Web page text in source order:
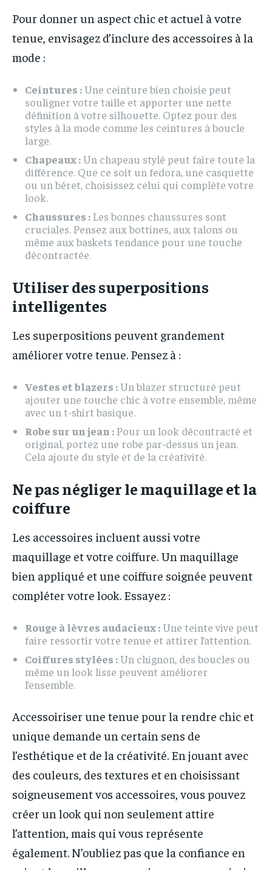
Pour donner un aspect chic et actuel à votre
tenue, envisagez d’inclure des accessoires à la
mode :
Ceintures :Une ceinture bien choisie peut
souligner votre taille et apporter une nette
définition à votre silhouette. Optez pour des
styles à la mode comme les ceintures à boucle
large.
Chapeaux :Un chapeau stylé peut faire toute la
différence. Que ce soit un fedora, une casquette
ou un béret, choisissez celui qui complète votre
look.
Chaussures :Les bonnes chaussures sont
cruciales. Pensez aux bottines, aux talons ou
même aux baskets tendance pour une touche
décontractée.
Utiliser des superpositions
intelligentes
Les superpositions peuvent grandement
améliorer votre tenue. Pensez à :
Vestes et blazers :Un blazer structuré peut
ajouter une touche chic à votre ensemble, même
avec un t-shirt basique.
Robe sur un jean :Pour un look décontracté et
original, portez une robe par-dessus un jean.
Cela ajoute du style et de la créativité.
Ne pas négliger le maquillage et la
coiffure
Les accessoires incluent aussi votre
maquillage et votre coiffure. Un maquillage
bien appliqué et une coiffure soignée peuvent
compléter votre look. Essayez :
Rouge à lèvres audacieux :Une teinte vive peut
faire ressortir votre tenue et attirer l’attention.
Coiffures stylées :Un chignon, des boucles ou
même un look lisse peuvent améliorer
l’ensemble.
Accessoiriser une tenue pour la rendre chic et
unique demande un certain sens de
l’esthétique et de la créativité. En jouant avec
des couleurs, des textures et en choisissant
soigneusement vos accessoires, vous pouvez
créer un look qui non seulement attire
l’attention, mais qui vous représente
également. N’oubliez pas que la confiance en